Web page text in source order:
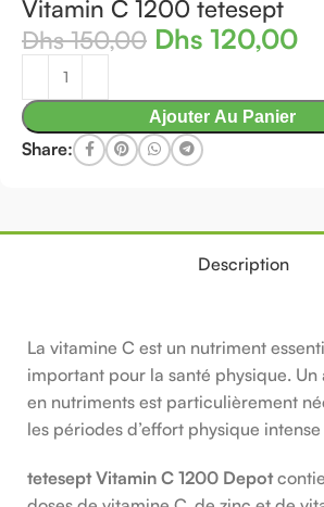
Vitamin C 1200 tetesept
Dhs150,00 Dhs 120,00
Ajouter Au Panier
Share:
Description
La vitamine C est un nutriment
important pour la santé physique.
en nutriments est particulièrement
les périodes d’effort physique
tetesept Vitamin C 1200 Depot